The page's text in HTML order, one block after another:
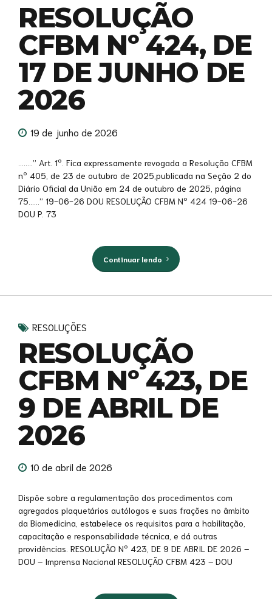
RESOLUÇÃO
CFBM Nº 424, DE
17 DE JUNHO DE
2026
19 de junho de 2026
……..” Art. 1º. Fica expressamente revogada a Resolução CFBM
nº 405, de 23 de outubro de 2025,publicada na Seção 2 do
Diário Oficial da União em 24 de outubro de 2025, página
75……” 19-06-26 DOU RESOLUÇÃO CFBM Nº 424 19-06-26
DOU P. 73
Continuar lendo
RESOLUÇÕES
RESOLUÇÃO
CFBM Nº 423, DE
9 DE ABRIL DE
2026
10 de abril de 2026
Dispõe sobre a regulamentação dos procedimentos com
agregados plaquetários autólogos e suas frações no âmbito
da Biomedicina, estabelece os requisitos para a habilitação,
capacitação e responsabilidade técnica, e dá outras
providências. RESOLUÇÃO Nº 423, DE 9 DE ABRIL DE 2026 –
DOU – Imprensa Nacional RESOLUÇÃO CFBM 423 – DOU